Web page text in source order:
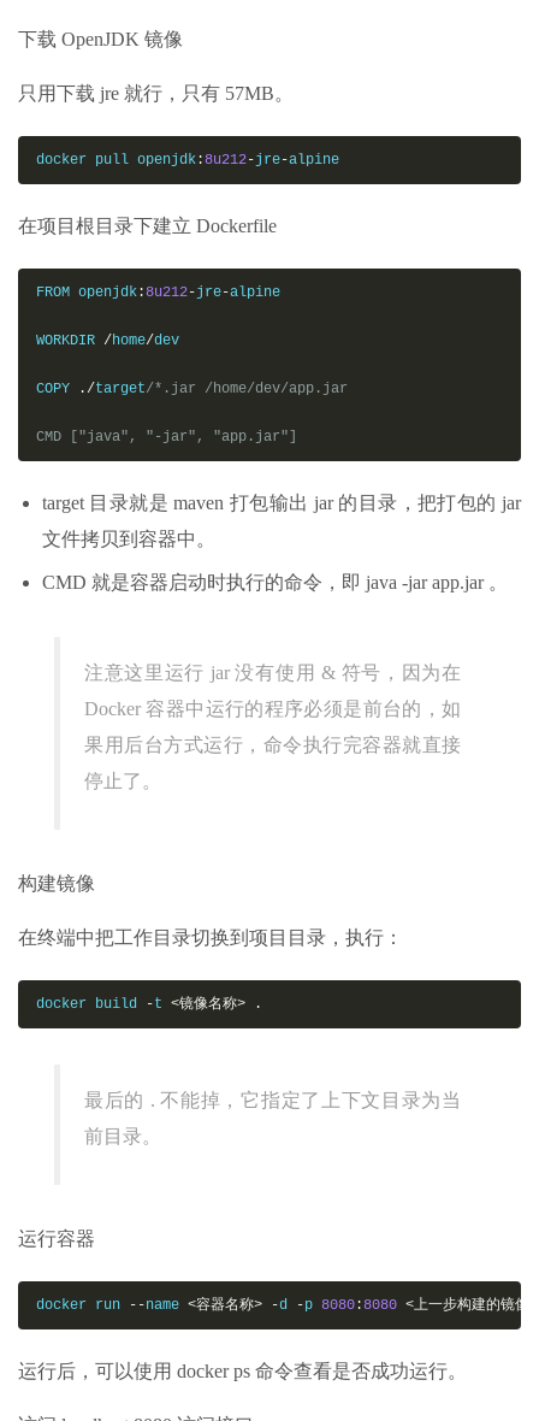
下载 OpenJDK 镜像
只用下载 jre 就行，只有 57MB。
docker pull openjdk :8u212-jre-alpine
在项目根目录下建立 Dockerfile
FROM openjdk :8u212-jre-alpine
WORKDIR /home/dev
COPY ./target/*.jar /home/dev/app.jar
CMD ["java", "-jar", "app.jar"]
target 目录就是 maven 打包输出 jar 的目录，把打包的 jar
文件拷贝到容器中。
CMD 就是容器启动时执行的命令，即 java -jar app.jar 。
注意这里运行 jar 没有使用 & 符号，因为在
Docker 容器中运行的程序必须是前台的，如
果用后台方式运行，命令执行完容器就直接
停止了。
构建镜像
在终端中把工作目录切换到项目目录，执行：
docker build -t <镜像名称> .
最后的 . 不能掉，它指定了上下文目录为当
前目录。
运行容器
docker run --name <容器名称> -d -p 8080 :8080 <上一步构建的镜像
运行后，可以使用 docker ps 命令查看是否成功运行。